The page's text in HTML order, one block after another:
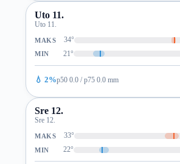
Uto 11.
Uto 11.
MAKS 34°
MIN 21°
💧 2%p50 0.0 / p75 0.0 mm
Sre 12.
Sre 12.
MAKS 33°
MIN 22°